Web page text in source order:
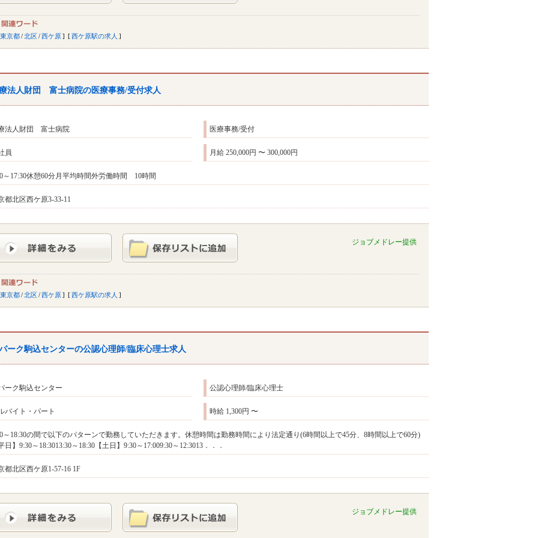
東京都/北区/西ケ原 西ケ原駅の求人
法人財団 富士病院の医療事務/受付求人
法人財団 富士病院 医療事務/受付
員 月給 250,000円 〜 300,000円
～17:30休憩60分月平均時間外労働時間 10時間
都北区西ケ原3-33-11
ジョブメドレー提供
東京都/北区/西ケ原 西ケ原駅の求人
ーク駒込センターの公認心理師/臨床心理士求人
ーク駒込センター 公認心理師/臨床心理士
バイト・パート 時給 1,300円 〜
～18:30の間で以下のパターンで勤務していただきます。休憩時間は勤務時間により法定通り(6時間以上で45分、8時間以上で60分)
日】9:30～18:3013:30～18:30【土日】9:30～17:009:30～12:3013．．．
都北区西ケ原1-57-16 1F
ジョブメドレー提供